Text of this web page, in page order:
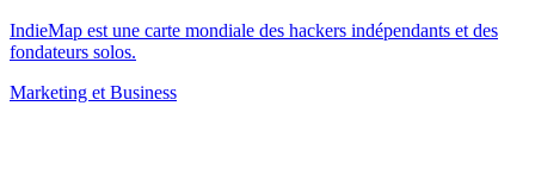
IndieMap est une carte mondiale des hackers indépendants et des
fondateurs solos.
Marketing et Business